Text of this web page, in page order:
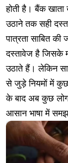
होती है। बैंक
उठाने तक सही
पात्रता साबित
दस्तावेज है जिसके
उठाते हैं। लेकिन
से जुड़े नियमों में कुछ
के बाद अब कुछ लोग
आसान भाषा में